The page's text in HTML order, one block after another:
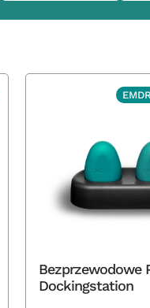
Bezprzewodowe
Dockingstation